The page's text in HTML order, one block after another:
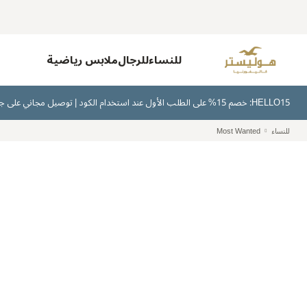
للنساءللرجالملابس رياضية
HELLO15: خصم 15% على الطلب الأول عند استخدام الكود | توصيل مجاني على جميع الطلبات بقيمة 300 ريال سعودي أو أكثر | اشترِ الآن وادفع لاحقًا عبر تابي وتمارا
للنساء Most Wanted